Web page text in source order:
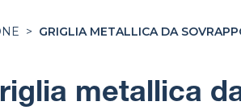
> GRIGLIA METALLICA DA
metallica